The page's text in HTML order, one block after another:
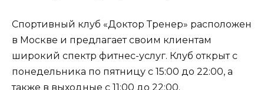
Спортивный клуб «Доктор Тренер» расположен
в Москве и предлагает своим клиентам
широкий спектр фитнес-услуг. Клуб открыт с
понедельника по пятницу с 15:00 до 22:00, а
также в выходные с 11:00 до 22:00.